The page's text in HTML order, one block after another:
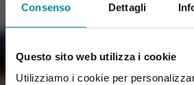
Consenso Dettagli
Questo sito web utilizza i cookie
Utilizziamo i cookie per